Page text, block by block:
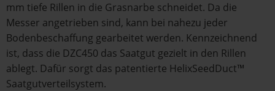
mm tiefe Rillen in die Grasnarbe schneidet. Da die
Messer angetrieben sind, kann bei nahezu jeder
Bodenbeschaffung gearbeitet werden. Kennzeichnend
ist, dass die DZC450 das Saatgut gezielt in den Rillen
ablegt. Dafür sorgt das patentierte HelixSeedDuct™
Saatgutverteilsystem.